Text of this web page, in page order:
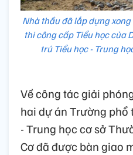
Nhà thầu đã lắp dựng
thi công cấp Tiểu học của
trú Tiểu học - Trung
Về công tác giải
hai dự án Trường
- Trung học cơ sở
Cơ đã được bàn giao